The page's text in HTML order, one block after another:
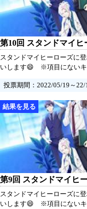
第10回 スタンドマイ
スタンドマイヒーローズに
いします😄 ※項目にないキ
投票期間：2022/05/19～22/
第9回 スタンドマイヒ
スタンドマイヒーローズに
いします😄 ※項目にないキ